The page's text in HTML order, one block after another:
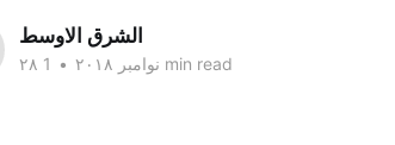
الشرق الاوسط
۲۸ نوامبر ۲۰۱۸ • 1 min read